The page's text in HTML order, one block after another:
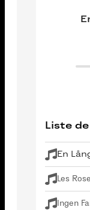
Liste
En
Les
Ingen